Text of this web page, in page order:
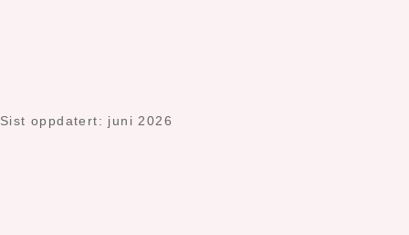
Sist oppdatert: juni 2026